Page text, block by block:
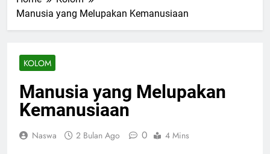
Manusia yang Melupakan Kemanusiaan
KOLOM
Manusia yang Melupakan
Kemanusiaan
Naswa 2 Bulan Ago 0 4 Mins